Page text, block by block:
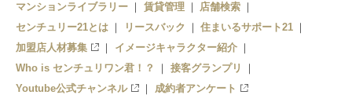
マンションライブラリー
賃貸管理
店舗検索
センチュリー21とは
リースバック
住まいるサポート21
加盟店人材募集
イメージキャラクター紹介
Who is センチュリワン君！？
接客グランプリ
Youtube公式チャンネル
成約者アンケート